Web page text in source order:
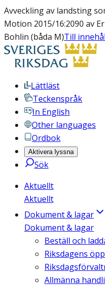
Avveckling av landsting
Motion 2015/16:2090 av
Bohlin (båda M)Till
Lättläst
Teckenspråk
In English
Other languages
Ordbok
Aktivera lyssna
Sök
Aktuellt
Aktuellt
Dokument & lagar
Dokument & lagar
Beställ och
Riksdagens
Allmänna